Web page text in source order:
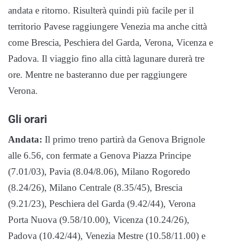
andata e ritorno. Risulterà quindi più facile per il
territorio Pavese raggiungere Venezia ma anche città
come Brescia, Peschiera del Garda, Verona, Vicenza e
Padova. Il viaggio fino alla città lagunare durerà tre
ore. Mentre ne basteranno due per raggiungere
Verona.
Gli orari
Andata: Il primo treno partirà da Genova Brignole
alle 6.56, con fermate a Genova Piazza Principe
(7.01/03), Pavia (8.04/8.06), Milano Rogoredo
(8.24/26), Milano Centrale (8.35/45), Brescia
(9.21/23), Peschiera del Garda (9.42/44), Verona
Porta Nuova (9.58/10.00), Vicenza (10.24/26),
Padova (10.42/44), Venezia Mestre (10.58/11.00) e